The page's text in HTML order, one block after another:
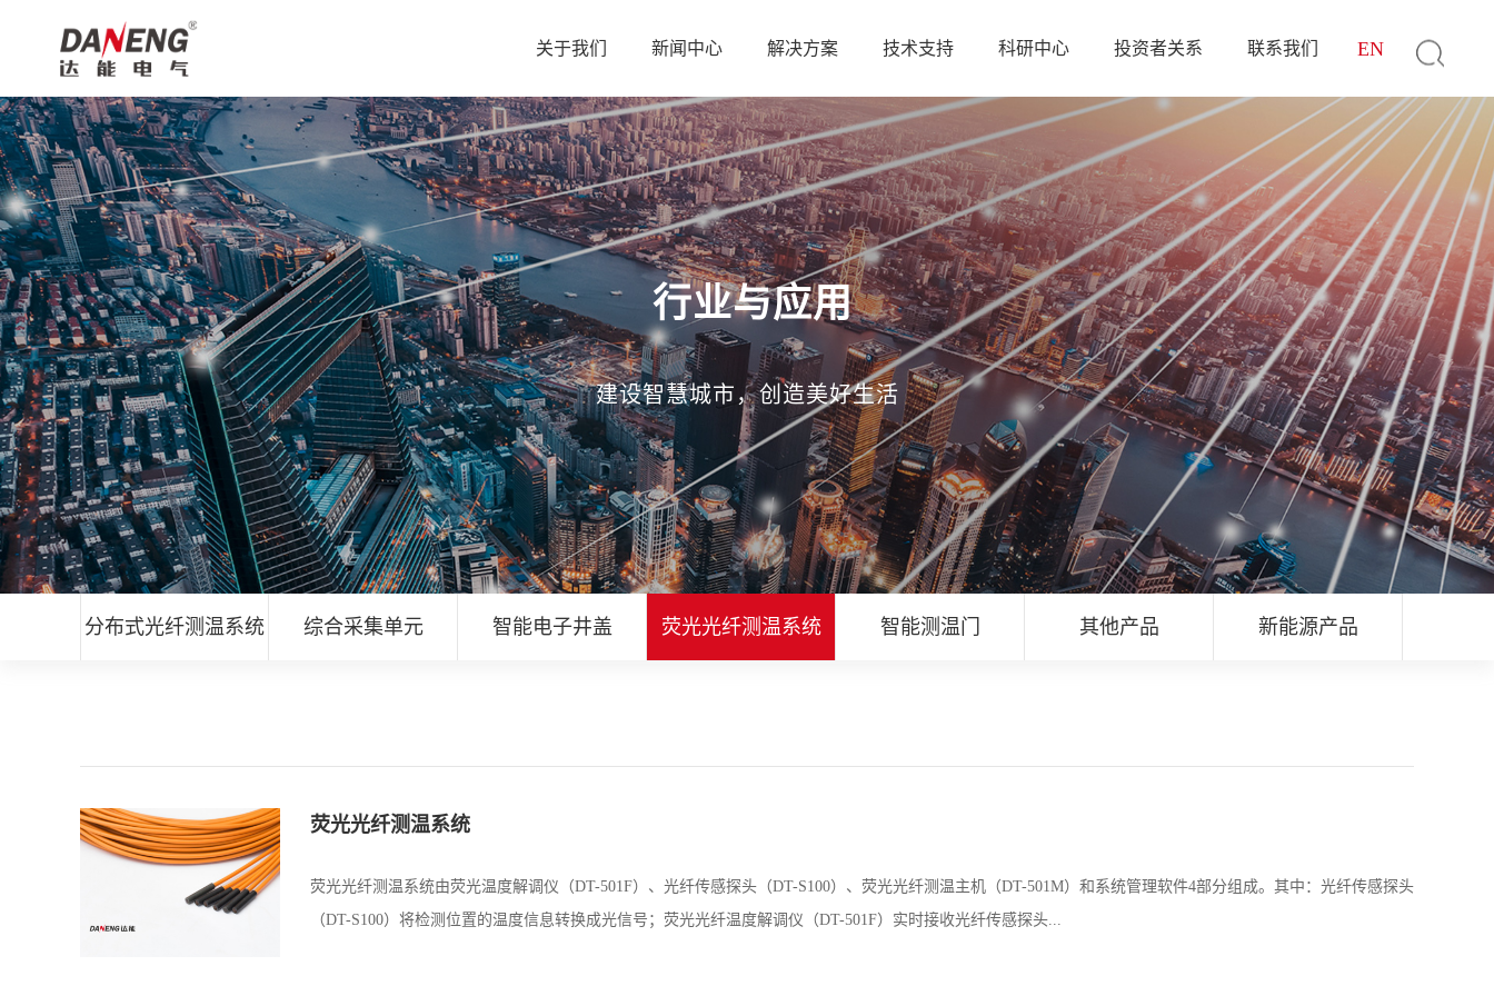
EN
关于我们 新闻中心 解决方案 技术支持 科研中心 投资者关系 联系我们
行业与应用
建设智慧城市，创造美好生活
分布式光纤测温系统 综合采集单元 智能电子井盖 荧光光纤测温系统 智能测温门 其他产品 新能源产品
荧光光纤测温系统
荧光光纤测温系统由荧光温度解调仪（DT-501F）、光纤传感探头（DT-S100）、荧光光纤测温主机（DT-501M）和系统管理软件4部分组成。其中：光纤传感探头
（DT-S100）将检测位置的温度信息转换成光信号；荧光光纤温度解调仪（DT-501F）实时接收光纤传感探头...